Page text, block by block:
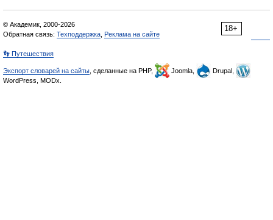
18+
© Академик, 2000-2026
Обратная связь: Техподдержка Реклама на сайте
👣 Путешествия
Экспорт словарей на сайты , сделанные на PHP, Joomla,
Drupal,
WordPress, MODx.